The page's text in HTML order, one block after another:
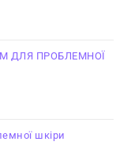
ДЛЯ ПРОБЛЕМНОЇ
шкіри